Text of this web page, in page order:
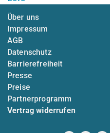
Über uns
Impressum
AGB
Datenschutz
Barrierefreiheit
Presse
Preise
Partnerprogramm
Vertrag widerrufen